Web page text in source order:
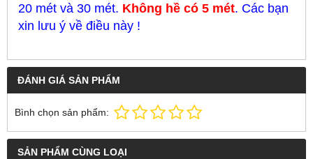
20 mét và 30 mét. Không hề có 5 mét. Các bạn
xin lưu ý về điều này !
ĐÁNH GIÁ SẢN PHẨM
Bình chọn sản phẩm:
SẢN PHẨM CÙNG LOẠI